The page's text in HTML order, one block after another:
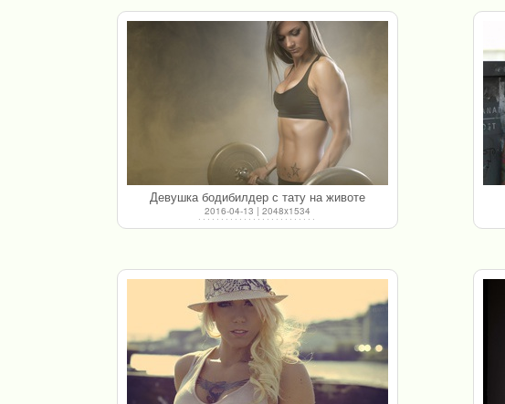
Девушка бодибилдер с тату на животе
2016-04-13 | 2048x1534